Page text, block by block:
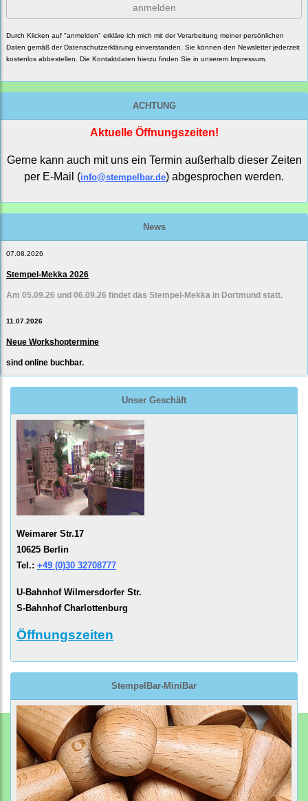
anmelden
Durch Klicken auf "anmelden" erkläre ich mich mit der Verarbeitung meiner persönlichen
Daten gemäß derDatenschutzerklärung einverstanden. Sie können den Newsletter jederzeit
kostenlos abbestellen. Die Kontaktdaten hierzu finden Sie in unserem Impressum.
ACHTUNG
Aktuelle Öffnungszeiten!
Gerne kann auch mit uns ein Termin außerhalb dieser Zeiten
per E-Mail (info@stempelbar.de) abgesprochen werden.
News
07.08.2026
Stempel-Mekka 2026
Am 05.09.26 und 06.09.26 findet das Stempel-Mekka in Dortmund statt.
11.07.2026
Neue Workshoptermine
sind online buchbar.
Unser Geschäft
Weimarer Str.17
10625 Berlin
Tel.: +49 (0)30 32708777
U-Bahnhof Wilmersdorfer Str.
S-Bahnhof Charlottenburg
Öffnungszeiten
StempelBar-MiniBar